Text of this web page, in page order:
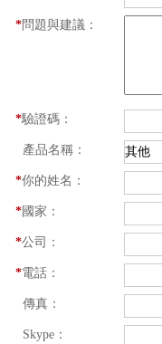
*問題與建議：
*驗證碼：
產品名稱：
*你的姓名：
*國家：
*公司：
*電話：
傳真：
Skype：